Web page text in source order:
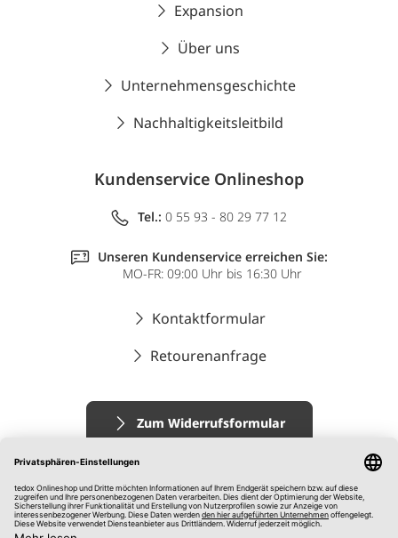
Expansion
Über uns
Unternehmensgeschichte
Nachhaltigkeitsleitbild
Kundenservice Onlineshop
Tel.: 0 55 93 - 80 29 77 12
Unseren Kundenservice erreichen Sie:
MO-FR: 09:00 Uhr bis 16:30 Uhr
Kontaktformular
Retourenanfrage
Zum Widerrufsformular
Impressum
AGB